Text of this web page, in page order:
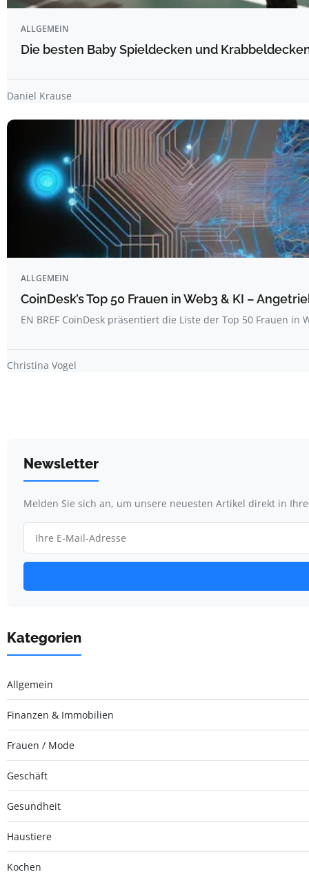
ALLGEMEIN
Die besten Baby Spieldecken und
Daniel Krause
ALLGEMEIN
CoinDesk’s Top 50 Frauen in Web3 & KI –
EN BREF CoinDesk präsentiert die Liste der Top 50 Frauen in
Christina Vogel
Newsletter
Melden Sie sich an, um unsere neuesten Artikel direkt in
Kategorien
Allgemein
Finanzen & Immobilien
Frauen / Mode
Geschäft
Gesundheit
Haustiere
Kochen